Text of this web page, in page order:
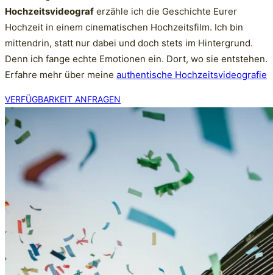
Hochzeitsvideograf erzähle ich die Geschichte Eurer
Hochzeit in einem cinematischen Hochzeitsfilm. Ich bin
mittendrin, statt nur dabei und doch stets im Hintergrund.
Denn ich fange echte Emotionen ein. Dort, wo sie entstehen.
Erfahre mehr über meine authentische Hochzeitsvideografie
VERFÜGBARKEIT ANFRAGEN